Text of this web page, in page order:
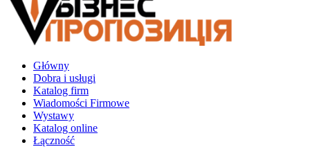
Główny
Dobra i usługi
Katalog firm
Wiadomości Firmowe
Wystawy
Katalog online
Łączność